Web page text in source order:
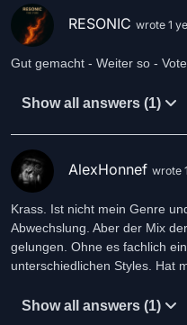
RESONIC wrote 1
Gut gemacht - Weiter so -
Show all answers (1)
AlexHonnef wrote
Krass. Ist nicht mein Genre
Abwechslung. Aber der Mix
gelungen. Ohne es fachlich
unterschiedlichen Styles. Hat
Show all answers (1)